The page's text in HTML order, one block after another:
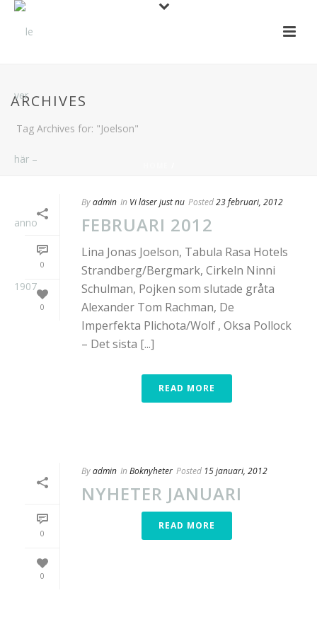
ARCHIVES
Tag Archives for: "Joelson"
0
0
Byadmin In Vi läser just nu Posted23 februari, 2012
FEBRUARI 2012
Lina Jonas Joelson, Tabula Rasa Hotels
Strandberg/Bergmark, Cirkeln Ninni
Schulman, Pojken som slutade gråta
Alexander Tom Rachman, De
Imperfekta Plichota/Wolf , Oksa Pollock
– Det sista [...]
READ MORE
0
0
Byadmin In Boknyheter Posted 15 januari, 2012
NYHETER JANUARI
READ MORE